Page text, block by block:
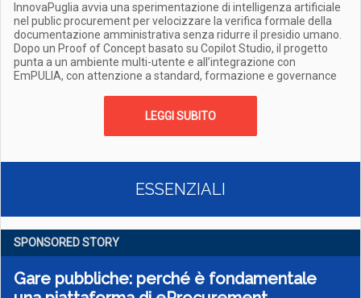
InnovaPuglia avvia una sperimentazione di intelligenza artificiale
nel public procurement per velocizzare la verifica formale della
documentazione amministrativa senza ridurre il presidio umano.
Dopo un Proof of Concept basato su Copilot Studio, il progetto
punta a un ambiente multi-utente e all’integrazione con
EmPULIA, con attenzione a standard, formazione e governance
LEGGI SUBITO
ESSENZIALI
SPONSORED STORY
Gare pubbliche: perché è fondamentale